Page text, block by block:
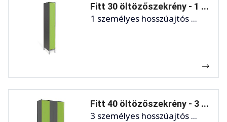
Fitt 30 öltözőszekrény - 1 ...
1 személyes hosszúajtós ...
Fitt 40 öltözőszekrény - 3 ...
3 személyes hosszúajtós ...